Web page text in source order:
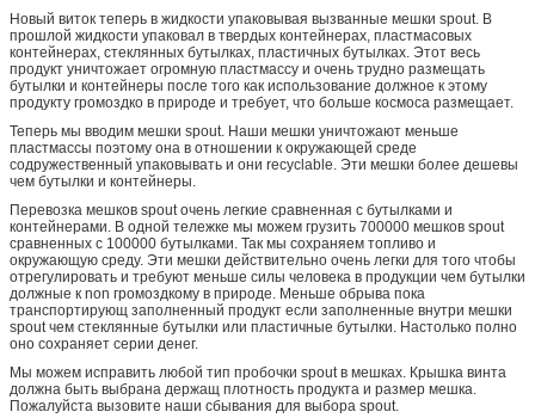
Новый виток теперь в жидкости упаковывая вызванные мешки spout. В
прошлой жидкости упаковал в твердых контейнерах, пластмасовых
контейнерах, стеклянных бутылках, пластичных бутылках. Этот весь
продукт уничтожает огромную пластмассу и очень трудно размещать
бутылки и контейнеры после того как использование должное к этому
продукту громоздко в природе и требует, что больше космоса размещает.
Теперь мы вводим мешки spout. Наши мешки уничтожают меньше
пластмассы поэтому она в отношении к окружающей среде
содружественный упаковывать и они recyclable. Эти мешки более дешевы
чем бутылки и контейнеры.
Перевозка мешков spout очень легкие сравненная с бутылками и
контейнерами. В одной тележке мы можем грузить 700000 мешков spout
сравненных с 100000 бутылками. Так мы сохраняем топливо и
окружающую среду. Эти мешки действительно очень легки для того чтобы
отрегулировать и требуют меньше силы человека в продукции чем бутылки
должные к non громоздкому в природе. Меньше обрыва пока
транспортирующ заполненный продукт если заполненные внутри мешки
spout чем стеклянные бутылки или пластичные бутылки. Настолько полно
оно сохраняет серии денег.
Мы можем исправить любой тип пробочки spout в мешках. Крышка винта
должна быть выбрана держащ плотность продукта и размер мешка.
Пожалуйста вызовите наши сбывания для выбора spout.